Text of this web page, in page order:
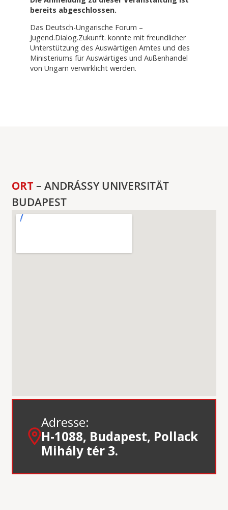
bereits abgeschlossen.
Das Deutsch-Ungarische Forum –
Jugend.Dialog.Zukunft. konnte mit freundlicher
Unterstützung des Auswärtigen Amtes und des
Ministeriums für Auswärtiges und Außenhandel
von Ungarn verwirklicht werden.
ORT – ANDRÁSSY UNIVERSITÄT
BUDAPEST
Adresse:
H-1088, Budapest, Pollack
Mihály tér 3.